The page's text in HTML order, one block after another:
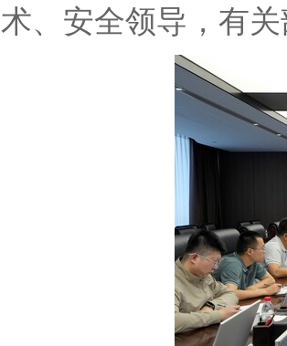
术、安全领导，有